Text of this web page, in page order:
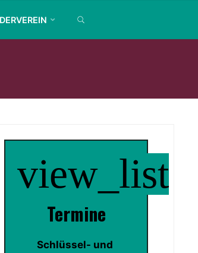
view_list
Termine
Schlüssel- und